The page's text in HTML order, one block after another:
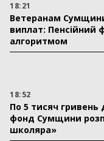
18:21
Ветеранам
виплат:
алгоритмом
18:52
По 5 тисяч гривень
фонд Сумщини
школяра»